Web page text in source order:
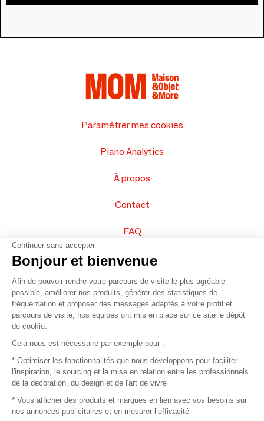
Paramétrer mes cookies
Piano Analytics
À propos
Contact
FAQ
Vendez vos produits
Plan du site
© 2016 –Organisation SAFI
Recrutement
Continuer sans accepter
Bonjour et bienvenue
Afin de pouvoir rendre votre parcours de visite le plus agréable
possible, améliorer nos produits, générer des statistiques de
fréquentation et proposer des messages adaptés à votre profil et
parcours de visite, nos équipes ont mis en place sur ce site le dépôt
de cookie.
Cela nous est nécessaire par exemple pour :
* Optimiser les fonctionnalités que nous développons pour faciliter
l'inspiration, le sourcing et la mise en relation entre les professionnels
de la décoration, du design et de l'art de vivre
* Vous afficher des produits et marques en lien avec vos besoins sur
nos annonces publicitaires et en mesurer l’efficacité